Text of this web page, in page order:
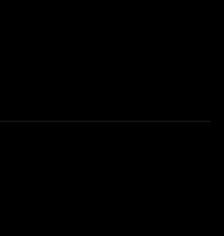
সংবাদমাধ্যমে কথা বলার
ঢাকার ক্ষোভ
পেটালো বিএনপি-